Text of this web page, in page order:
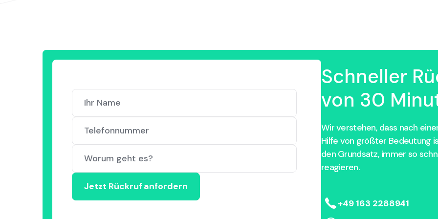
Schneller
von 30
Wir verstehen, dass nach
Hilfe von größter Bedeutung
den Grundsatz, immer so
reagieren.
+49 163 2288941